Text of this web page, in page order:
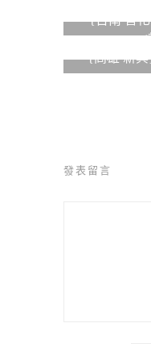
{台南 善
(
{高雄 新
發表留言